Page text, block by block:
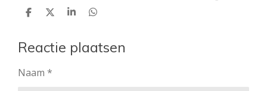
D
e
n
D
l
S
r
e
D
e
n
Reactie plaatsen
Naam *